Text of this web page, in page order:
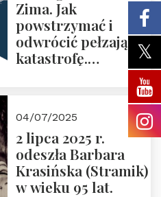
Zima. Jak
powstrzymać i
odwrócić pełzającą
katastrofę.
pierwsze spotkanie
Nowego
Ćwierćwiecza”
04/07/2025
2 lipca 2025 r.
odeszła Barbara
Krasińska (Stramik)
w wieku 95 lat.